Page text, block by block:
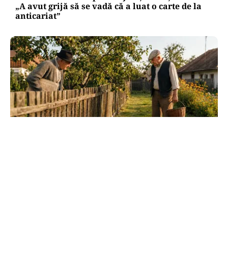
„A avut grijă să se vadă că a luat o carte de la
anticariat”